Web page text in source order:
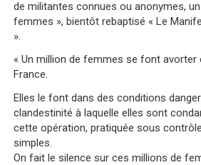
de militantes connues ou anonymes,
femmes », bientôt rebaptisé « Le
».
« Un million de femmes se font avorter
France.
Elles le font dans des conditions
clandestinité à laquelle elles sont
cette opération, pratiquée sous
simples.
On fait le silence sur ces millions de